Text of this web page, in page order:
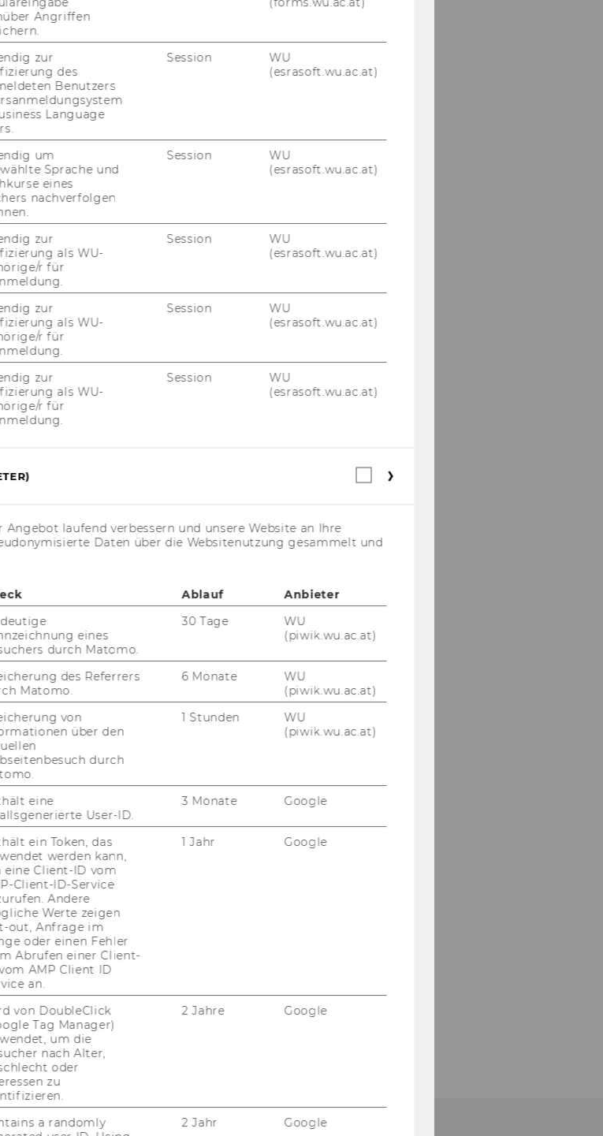
Angriffen
zur
des
Benutzers
Language
Session
WU
(esrasoft.wu.ac.at)
um
Sprache und
eines
nachverfolgen
Session
WU
(esrasoft.wu.ac.at)
zur
als WU-
r für
Session
WU
(esrasoft.wu.ac.at)
zur
als WU-
r für
Session
WU
(esrasoft.wu.ac.at)
zur
als WU-
r für
Session
WU
(esrasoft.wu.ac.at)
Webstatistik
laufend verbessern und unsere Website an Ihre
Daten über die Websitenutzung gesammelt und
Ablauf
Anbieter
eines
durch Matomo.
30 Tage
WU
(piwik.wu.ac.at)
des Referrers
Matomo.
6 Monate
WU
(piwik.wu.ac.at)
von
über den
durch
1 Stunden
WU
(piwik.wu.ac.at)
eine
User-ID.
3 Monate Google
ein Token, das
werden kann,
eine Client-ID vom
Client-ID-Service
Andere
Werte zeigen
out, Anfrage im
oder einen Fehler
Abrufen einer Client-
AMP Client ID
an.
1 Jahr Google
von DoubleClick
Tag Manager)
um die
nach Alter,
oder
zu
2 Jahre Google
a randomly
2 Jahr Google